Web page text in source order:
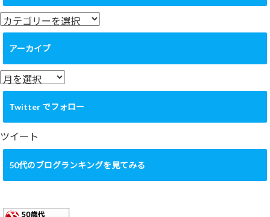
カ
テ
リ
ー
アーカイブ
ア
ー
イ
ブ
Twitter でフォロー
ツイート
50代のブログランキングを見てみる